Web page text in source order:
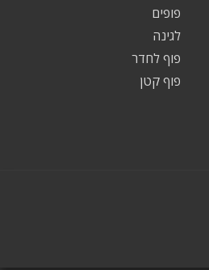
פופים
לגינה
פוף לחדר
פוף קטן